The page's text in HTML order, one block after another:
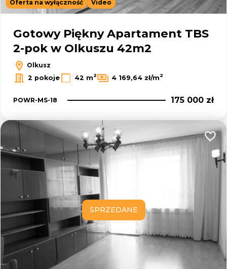
Oferta na wyłączność Video
Gotowy Piękny Apartament TBS
2-pok w Olkuszu 42m2
Olkusz
2 pokoje
42 m2 4 169,64 zł/m2
POWR-MS-18 175 000 zł
SPRZEDANE